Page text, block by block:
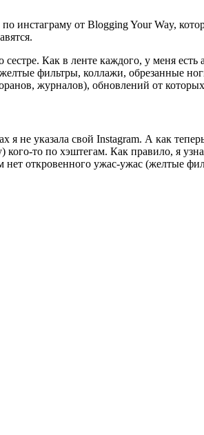
инстаграму от Blogging Your Way,
Как в ленте каждого, у меня есть
фильтры, коллажи, обрезанные
журналов), обновлений от
я не указала свой Instagram. А как
то по хэштегам. Как правило, я
нет откровенного ужас-ужас (желтые